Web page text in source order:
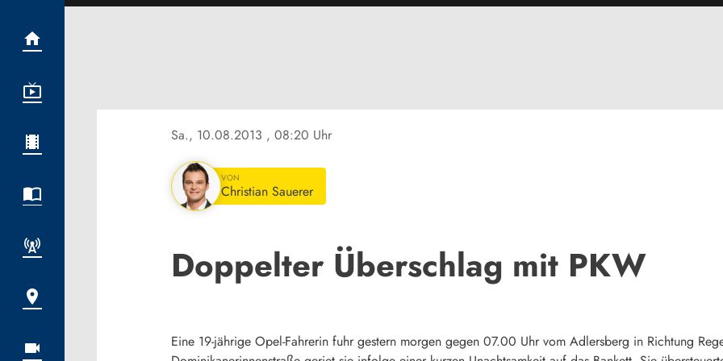
Sa., 10.08.2013 , 08:20 Uhr
VON
Christian Sauerer
Doppelter Überschlag mit PKW
Eine 19-jährige Opel-Fahrerin fuhr gestern morgen gegen 07.00 Uhr vom Adlersberg in Richtung